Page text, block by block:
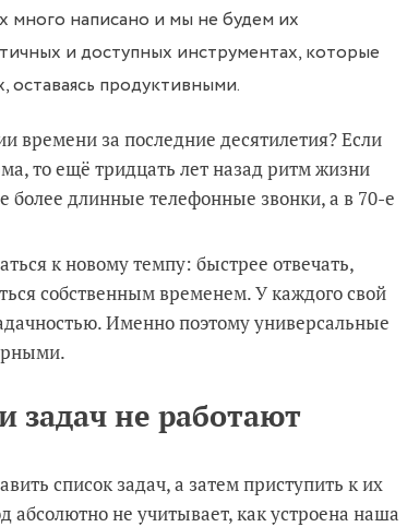
много написано и мы не будем их
и доступных инструментах, которые
оставаясь продуктивными.
времени за последние десятилетия? Если
то ещё тридцать лет назад ритм жизни
более длинные телефонные звонки, а в 70-е
к новому темпу: быстрее отвечать,
собственным временем. У каждого свой
Именно поэтому универсальные
задач не работают
список задач, а затем приступить к их
абсолютно не учитывает, как устроена наша